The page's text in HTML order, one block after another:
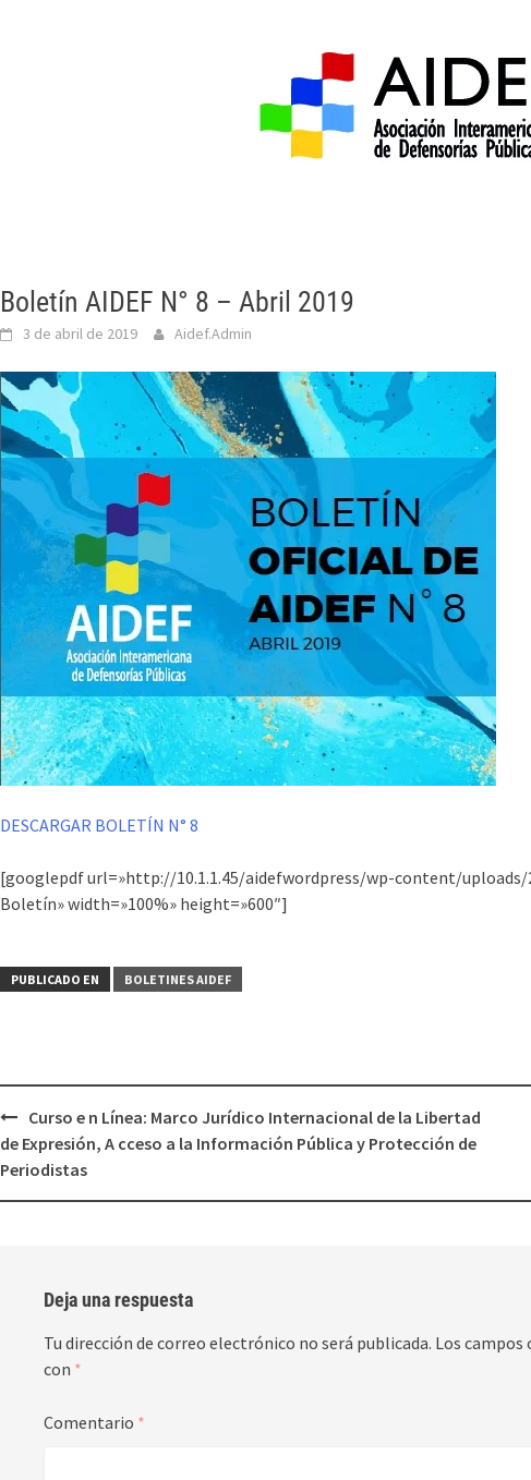
Boletín AIDEF N° 8 – Abril 2019
3 de abril de 2019 Aidef.Admin
DESCARGAR BOLETÍN N° 8
[googlepdf url=»http://10.1.1.45/aidefwordpress/wp-content/
Boletín» width=»100%» height=»600″]
PUBLICADO EN BOLETINES AIDEF
Curso e n Línea: Marco Jurídico Internacional de la Libertad
de Expresión, A cceso a la Información Pública y Protección de
Periodistas
Deja una respuesta
Tu dirección de correo electrónico no será publicada. Los
con *
Comentario *